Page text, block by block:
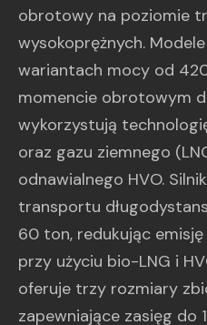
obrotowy na poziomie
wysokoprężnych.
wariantach mocy od
momencie obrotowym
wykorzystują
oraz gazu ziemnego
odnawialnego HVO.
transportu
60 ton, redukując
przy użyciu bio-LNG i
oferuje trzy rozmiary
zapewniające zasięg do